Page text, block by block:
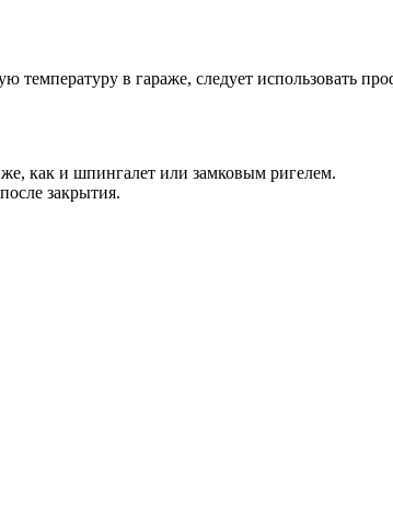
в гараже, следует использовать
как и шпингалет или замковым ригелем.
закрытия.